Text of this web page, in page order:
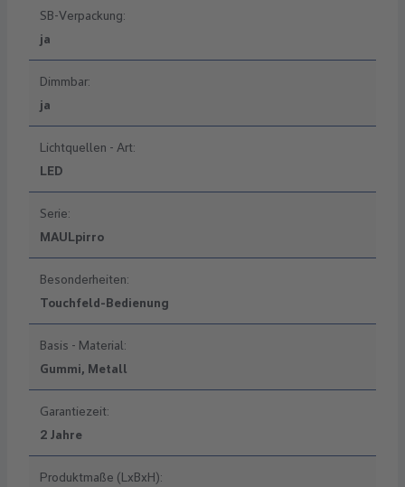
SB-Verpackung:
ja
Dimmbar:
ja
Lichtquellen - Art:
LED
Serie:
MAULpirro
Besonderheiten:
Touchfeld-Bedienung
Basis - Material:
Gummi, Metall
Garantiezeit:
2 Jahre
Produktmaße (LxBxH):